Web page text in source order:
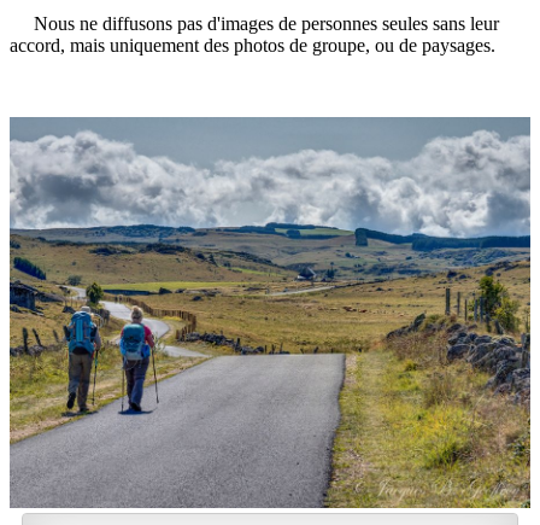
Nous ne diffusons pas d'images de personnes seules sans leur
accord, mais uniquement des photos de groupe, ou de paysages.